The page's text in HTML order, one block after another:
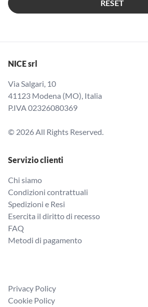
RESET
NICE srl
Via Salgari, 10
41123 Modena (MO), Italia
P.IVA 02326080369
© 2026 All Rights Reserved.
Servizio clienti
Chi siamo
Condizioni contrattuali
Spedizioni e Resi
Esercita il diritto di recesso
FAQ
Metodi di pagamento
Privacy Policy
Cookie Policy